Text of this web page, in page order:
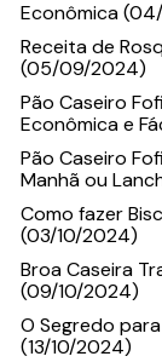
Econômica
Receita de
(05/09/2024)
Pão Caseiro
Econômica e
Pão Caseiro
Manhã ou
Como fazer
(03/10/2024)
Broa Caseira
(09/10/2024)
O Segredo
(13/10/2024)